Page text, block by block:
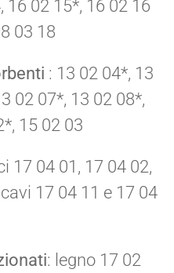
16 02 15*, 16 02 16
03 18
: 13 02 04*, 13
02 07*, 13 02 08*,
15 02 03
17 04 01, 17 04 02,
17 04 11 e 17 04
: legno 17 02